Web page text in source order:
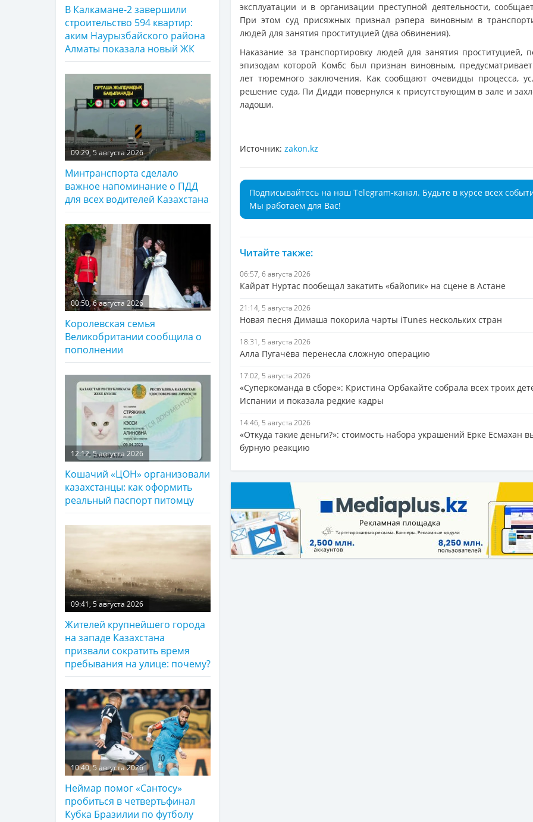
эксплуатации и в организации преступной деятельности,
При этом суд присяжных признал рэпера виновным в
людей для занятия проституцией (два обвинения).
Наказание за транспортировку людей для занятия проституцией,
эпизодам которой Комбс был признан виновным,
лет тюремного заключения. Как сообщают очевидцы процесса,
решение суда, Пи Дидди повернулся к присутствующим в зале и
ладоши.
Источник: zakon.kz
Подписывайтесь на наш Telegram-канал. Будьте в курсе всех
Мы работаем для Вас!
Читайте также:
06:57, 6 августа 2026
Кайрат Нуртас пообещал закатить «байопик» на сцене в Астане
21:14, 5 августа 2026
Новая песня Димаша покорила чарты iTunes нескольких стран
18:31, 5 августа 2026
Алла Пугачёва перенесла сложную операцию
17:02, 5 августа 2026
«Суперкоманда в сборе»: Кристина Орбакайте собрала всех троих
Испании и показала редкие кадры
14:46, 5 августа 2026
«Откуда такие деньги?»: стоимость набора украшений Ерке Есмахан
бурную реакцию
В Калкамане-2 завершили
строительство 594 квартир:
аким Наурызбайского района
Алматы показала новый ЖК
09:29, 5 августа 2026
Минтранспорта сделало
важное напоминание о ПДД
для всех водителей Казахстана
00:50, 6 августа 2026
Королевская семья
Великобритании сообщила о
пополнении
12:12, 5 августа 2026
Кошачий «ЦОН» организовали
казахстанцы: как оформить
реальный паспорт питомцу
09:41, 5 августа 2026
Жителей крупнейшего города
на западе Казахстана
призвали сократить время
пребывания на улице: почему?
10:40, 5 августа 2026
Неймар помог «Сантосу»
пробиться в четвертьфинал
Кубка Бразилии по футболу